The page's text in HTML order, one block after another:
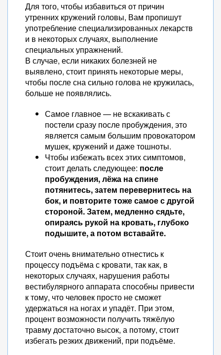
Для того, чтобы избавиться от причин
утренних кружений головы, Вам пропишут
употребление специализированных лекарств
и в некоторых случаях, выполнение
специальных упражнений.
В случае, если никаких болезней не
выявлено, стоит принять некоторые меры,
чтобы после сна сильно голова не кружилась,
больше не появлялись.
Самое главное — не вскакивать с
постели сразу после пробуждения, это
является самым большим провокатором
мушек, кружений и даже тошноты.
Чтобы избежать всех этих симптомов,
стоит делать следующее: после
пробуждения, лёжа на спине
потянитесь, затем перевернитесь на
бок, и повторите тоже самое с другой
стороной. Затем, медленно сядьте,
опираясь рукой на кровать, глубоко
подышите, а потом вставайте.
Стоит очень внимательно отнестись к
процессу подъёма с кровати, так как, в
некоторых случаях, нарушения работы
вестибулярного аппарата способны привести
к тому, что человек просто не сможет
удержаться на ногах и упадёт. При этом,
процент возможности получить тяжёлую
травму достаточно высок, а потому, стоит
избегать резких движений, при подъёме.